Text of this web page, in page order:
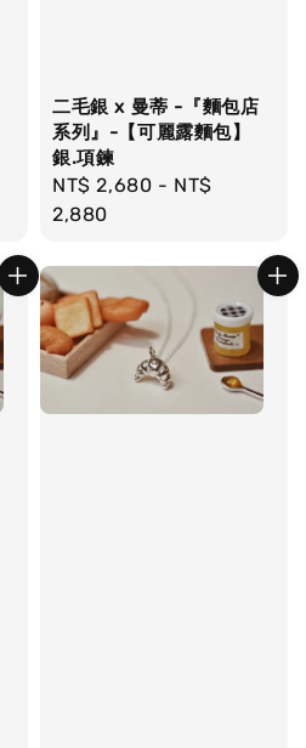
二毛銀 x 曼蒂 -『麵包店
系列』-【可麗露麵包】
銀.項鍊
Regular
price
NT$ 2,680 - NT$
2,880